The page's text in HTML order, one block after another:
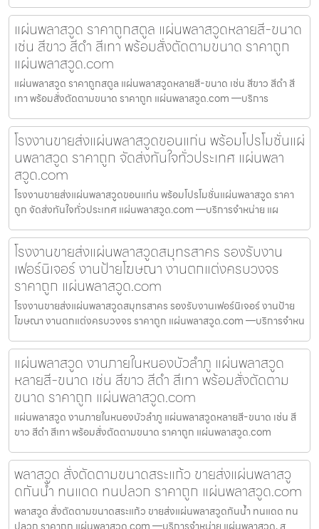
แผ่นพลาสวูด ราคาถูกสตูล แผ่นพลาสวูดหลายสี-ขนาด
เช่น สีขาว สีดำ สีเทา พร้อมสั่งตัดตามขนาด ราคาถูก
แผ่นพลาสวูด.com
แผ่นพลาสวูด ราคาถูกสตูล แผ่นพลาสวูดหลายสี-ขนาด เช่น สีขาว สีดำ สี
เทา พร้อมสั่งตัดตามขนาด ราคาถูก แผ่นพลาสวูด.com —บริการ
โรงงานขายส่งแผ่นพลาสวูดขอนแก่น พร้อมโปรโมชั่นแผ่
นพลาสวูด ราคาถูก จัดส่งทันใจทั่วประเทศ แผ่นพลา
สวูด.com
โรงงานขายส่งแผ่นพลาสวูดขอนแก่น พร้อมโปรโมชั่นแผ่นพลาสวูด ราคา
ถูก จัดส่งทันใจทั่วประเทศ แผ่นพลาสวูด.com —บริการจำหน่าย แผ
โรงงานขายส่งแผ่นพลาสวูดสมุทรสาคร รองรับงาน
เฟอร์นิเจอร์ งานป้ายโฆษณา งานตกแต่งครบวงจร
ราคาถูก แผ่นพลาสวูด.com
โรงงานขายส่งแผ่นพลาสวูดสมุทรสาคร รองรับงานเฟอร์นิเจอร์ งานป้าย
โฆษณา งานตกแต่งครบวงจร ราคาถูก แผ่นพลาสวูด.com —บริการจำหน
แผ่นพลาสวูด งานภายในหนองบัวลำภู แผ่นพลาสวูด
หลายสี-ขนาด เช่น สีขาว สีดำ สีเทา พร้อมสั่งตัดตาม
ขนาด ราคาถูก แผ่นพลาสวูด.com
แผ่นพลาสวูด งานภายในหนองบัวลำภู แผ่นพลาสวูดหลายสี-ขนาด เช่น สี
ขาว สีดำ สีเทา พร้อมสั่งตัดตามขนาด ราคาถูก แผ่นพลาสวูด.com
พลาสวูด สั่งตัดตามขนาดสระแก้ว ขายส่งแผ่นพลาสวู
ดกันน้ำ ทนแดด ทนปลวก ราคาถูก แผ่นพลาสวูด.com
พลาสวูด สั่งตัดตามขนาดสระแก้ว ขายส่งแผ่นพลาสวูดกันน้ำ ทนแดด ทน